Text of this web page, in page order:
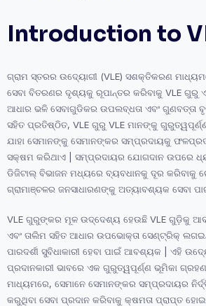
Introduction to
ଗ୍ରାମ ସ୍ତରର ଉଦ୍ୟୋଗୀ (VLE) ସଶକ୍ତିକରଣ
ସେବା ବିତରଣର ଦୃଶ୍ୟକୁ ରୂପାନ୍ତର କରିବାକୁ VLE ଗୁରୁ
ଆଧାର ଭଳି ସେବାଗୁଡିକର ଉପଲବ୍ଧତା ଏବଂ ଗୁଣବତ୍ତା
ସହିତ ପ୍ରତିଷ୍ଠିତ, VLE ଗୁରୁ VLE ମାନଙ୍କୁ
ଯାହା ସେମାନଙ୍କୁ ସେମାନଙ୍କର ସମ୍ପ୍ରଦାୟକୁ
ସକ୍ଷମ କରିଥାଏ | ସମ୍ପ୍ରଦାୟର ଯୋଗଦାନ ଉପରେ
ଡିଜିଟାଲ୍ ବିଭାଜନ ମଧ୍ୟରେ ବ୍ୟବଧାନକୁ ଦୂର କରିବାକୁ
ଗ୍ରାମାଞ୍ଚଳର ଜନସାଧାରଣଙ୍କୁ ଅତ୍ୟାବଶ୍ୟକ ସେବା
VLE ଗୁରୁଙ୍କର ମୂଳ ଉଦ୍ଦେଶ୍ୟ ହେଉଛି VLE ଗୁଡ଼ିକୁ
ଏବଂ ତାଲିମ ସହିତ ଆଧାର ଉପଭୋକ୍ତା ସେଣ୍ଟ୍ରିକ୍
ପାରଦର୍ଶୀ ସୁବିଧାକାରୀ ହେବା ପାଇଁ ଆବଶ୍ୟକ | ଏହି
ପ୍ରଦାନକାରୀ ଭାବରେ ଏକ ଗୁରୁତ୍ୱପୂର୍ଣ୍ଣ ଭୂମିକା
ମାଧ୍ୟମରେ, ସେମାନେ ସେମାନଙ୍କର ସମ୍ପ୍ରଦାୟର
କରୁଥିବା ସେବା ପ୍ରଦାନ କରିବାକୁ କ୍ଷମତା ପ୍ରାପ୍ତ